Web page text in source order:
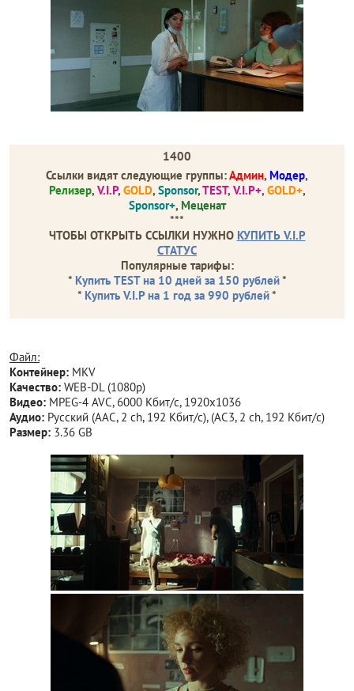
1400
Ссылки видят следующие группы:Админ, Модер,
Релизер, V.I.P, GOLD, Sponsor,TEST, V.I.P+, GOLD+,
Sponsor+, Меценат
***
ЧТОБЫ ОТКРЫТЬ ССЫЛКИ НУЖНО КУПИТЬ V.I.P
СТАТУС
Популярные тарифы:
* Купить TEST на 10 дней за 150 рублей*
* Купить V.I.P на 1 год за 990 рублей*
Файл:
Контейнер: MKV
Качество: WEB-DL (1080p)
Видео: MPEG-4 AVC, 6000 Кбит/с, 1920x1036
Аудио: Русский (AAC, 2 ch, 192 Кбит/с), (AC3, 2 ch, 192 Кбит/с)
Размер: 3.36 GB